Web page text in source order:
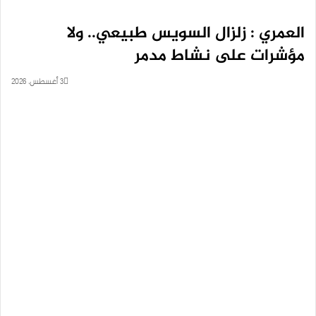
العمري : زلزال السويس طبيعي.. ولا
مؤشرات على نشاط مدمر
3 أغسطس، 2026